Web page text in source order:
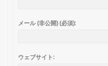
メール (非公開) (必須):
ウェブサイト: